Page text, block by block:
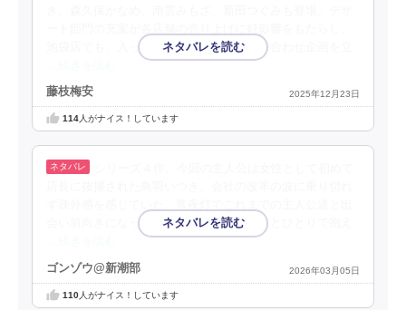
池袋店でも、入っているデパートの催事に合わせ企画を立
藤枝梅安 2025年12月23日
114人がナイス！しています
会い前向きになっていく。ベテランだからとひとりで抱え
ゴンゾウ@新潮部 2026年03月05日
110人がナイス！しています